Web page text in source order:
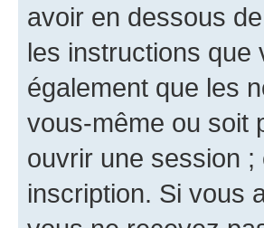
avoir en dessous
les instructions
également que les
vous-même ou soit
ouvrir une session
inscription. Si vous